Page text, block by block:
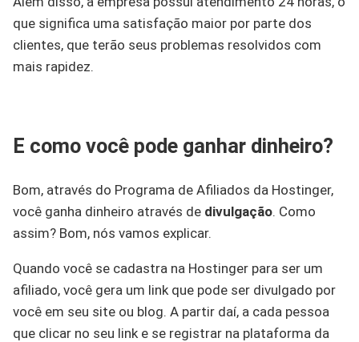
que significa uma satisfação maior por parte dos
clientes, que terão seus problemas resolvidos com
mais rapidez.
E como você pode ganhar dinheiro?
Bom, através do Programa de Afiliados da Hostinger,
você ganha dinheiro através de divulgação. Como
assim? Bom, nós vamos explicar.
Quando você se cadastra na Hostinger para ser um
afiliado, você gera um link que pode ser divulgado por
você em seu site ou blog. A partir daí, a cada pessoa
que clicar no seu link e se registrar na plataforma da